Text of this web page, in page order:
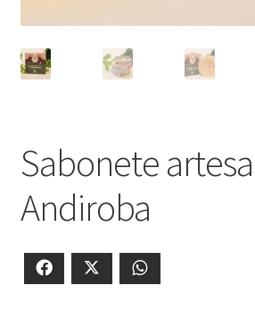
Sabonete
Andiroba
Facebook